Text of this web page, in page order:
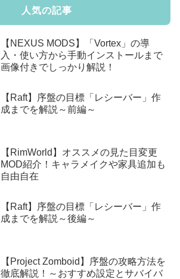
人気の記事
【NEXUS MODS】「Vortex」の導
入・使い方から手動インストールまで
画像付きでしっかり解説！
【Raft】序盤の目標「レシーバー」作
成までを解説～前編～
【RimWorld】オススメの見た目変更
MOD紹介！キャラメイクや家具追加も
自由自在
【Raft】序盤の目標「レシーバー」作
成までを解説～後編～
【Project Zomboid】序盤の攻略方法を
徹底解説！～おすすめ設定とサバイバ